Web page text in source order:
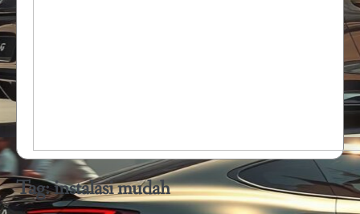
Tag:instalasi mudah